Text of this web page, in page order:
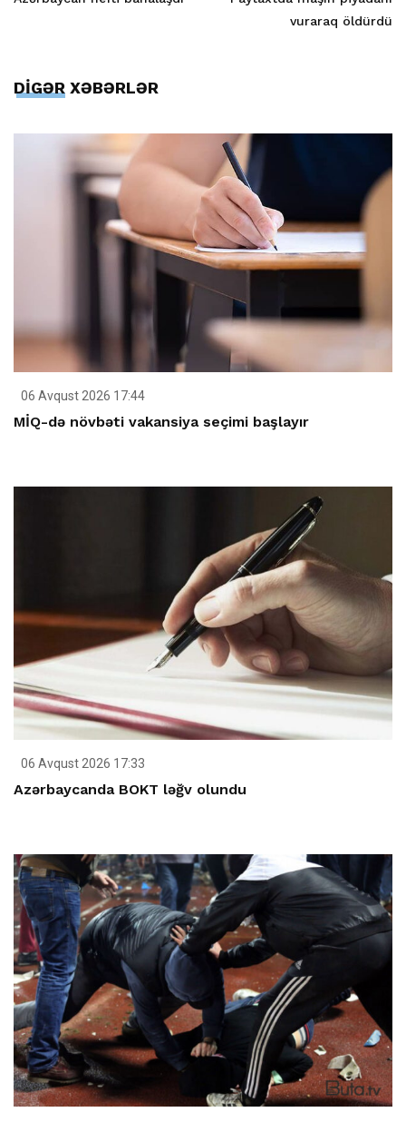
vuraraq öldürdü
DİGƏR XƏBƏRLƏR
06 Avqust 2026 17:44
MİQ-də növbəti vakansiya seçimi başlayır
06 Avqust 2026 17:33
Azərbaycanda BOKT ləğv olundu